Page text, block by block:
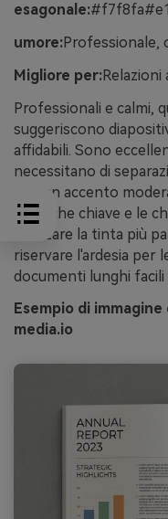
esagonale:
umore:Professionale,
Migliore per:Relazioni
Professionali e calmi,
suggeriscono
affidabili. Sono
necessitano di
con un accento
metriche chiave e le
utilizzare la tinta più
riservare l'ardesia per
documenti lunghi facili
Esempio di
media.io